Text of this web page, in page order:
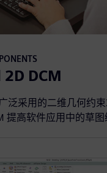
DCM
泛采用的二维几何约
提高软件应用中的草图